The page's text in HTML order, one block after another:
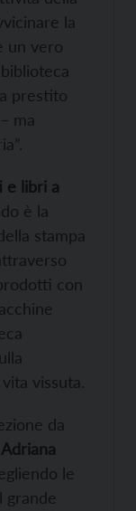
la
un vero
prestito
ma
e libri a
è la
stampa
con
vissuta.
da
Adriana
le
grande